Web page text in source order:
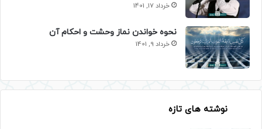
خرداد 17, 1401
نحوه خواندن نماز وحشت و احکام آن
خرداد 9, 1401
نوشته های تازه